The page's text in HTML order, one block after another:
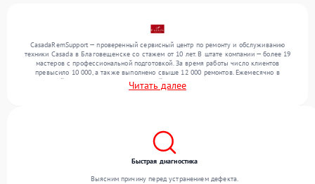
CasadaRemSupport — проверенный сервисный центр по ремонту и обслуживанию
техники Casada в Благовещенске со стажем от 10 лет. В штате компании — более 19
мастеров с профессиональной подготовкой. За время работы число клиентов
превысило 10 000, а также выполнено свыше 12 000 ремонтов. Ежемесячно в
сервисный центр поступает от 300 устройств, включая , , . Мы беремся за задачи
любой сложности и обеспечиваем надежный результат благодаря опыту команды.
Читать далее
Быстрая диагностика
Выясним причину перед устранением дефекта.